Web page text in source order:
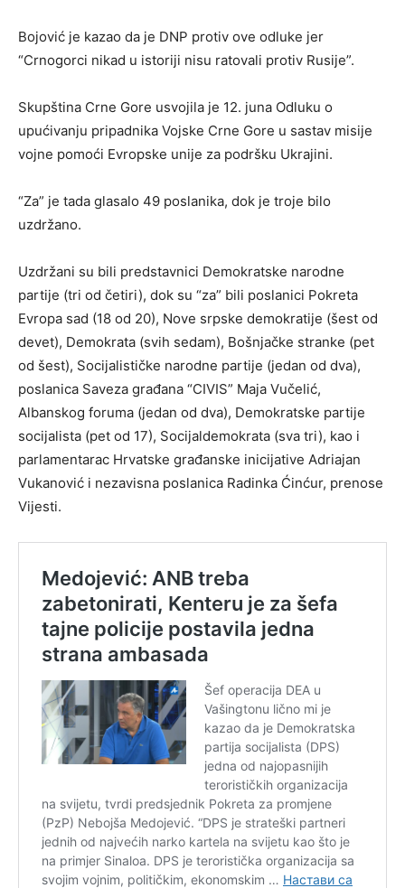
Bojović je kazao da je DNP protiv ove odluke jer
“Crnogorci nikad u istoriji nisu ratovali protiv Rusije”.
Skupština Crne Gore usvojila je 12. juna Odluku o
upućivanju pripadnika Vojske Crne Gore u sastav misije
vojne pomoći Evropske unije za podršku Ukrajini.
“Za” je tada glasalo 49 poslanika, dok je troje bilo
uzdržano.
Uzdržani su bili predstavnici Demokratske narodne
partije (tri od četiri), dok su “za” bili poslanici Pokreta
Evropa sad (18 od 20), Nove srpske demokratije (šest od
devet), Demokrata (svih sedam), Bošnjačke stranke (pet
od šest), Socijalističke narodne partije (jedan od dva),
poslanica Saveza građana “CIVIS” Maja Vučelić,
Albanskog foruma (jedan od dva), Demokratske partije
socijalista (pet od 17), Socijaldemokrata (sva tri), kao i
parlamentarac Hrvatske građanske inicijative Adriajan
Vukanović i nezavisna poslanica Radinka Ćinćur, prenose
Vijesti.